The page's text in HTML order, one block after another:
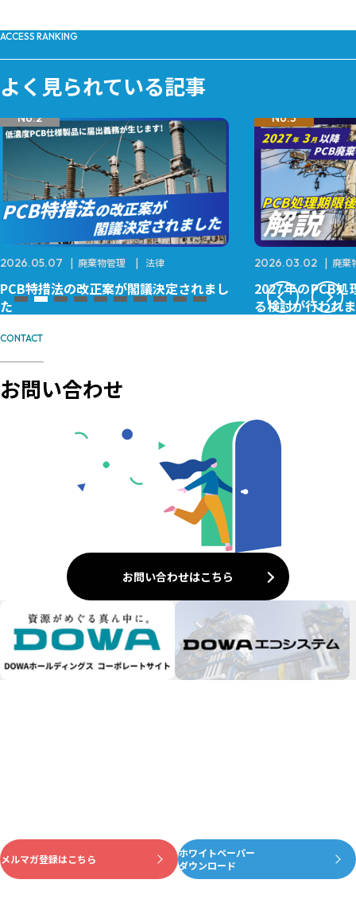
ACCESS RANKING
よく見られている記事
No.2
2026.05.07 廃棄物管理 法律
PCB特措法の改正案が閣議決定されまし
た
No.3
2026.03.02 廃棄
2027年のPCB
る検討が行われ
CONTACT
お問い合わせ
お問い合わせはこちら
メルマガ登録はこちら
ホワイトペーパー
ダウンロード
資源がめぐる真ん